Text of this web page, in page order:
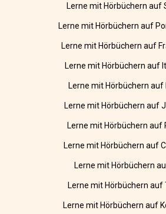
Lerne mit Hörbüchern auf
Lerne mit Hörbüchern auf
Lerne mit Hörbüchern auf
Lerne mit Hörbüchern auf
Lerne mit Hörbüchern auf
Lerne mit Hörbüchern auf
Lerne mit Hörbüchern auf
Lerne mit Hörbüchern auf
Lerne mit Hörbüchern
Lerne mit Hörbüchern auf
Lerne mit Hörbüchern auf